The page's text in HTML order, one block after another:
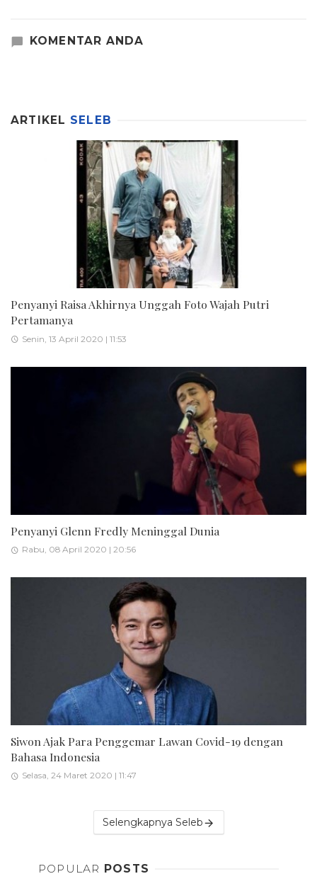
KOMENTAR ANDA
ARTIKEL SELEB
Penyanyi Raisa Akhirnya Unggah Foto Wajah Putri
Pertamanya
Senin, 13 April 2020 | 11:53
Penyanyi Glenn Fredly Meninggal Dunia
Rabu, 08 April 2020 | 20:56
Siwon Ajak Para Penggemar Lawan Covid-19 dengan
Bahasa Indonesia
Selasa, 24 Maret 2020 | 11:47
Selengkapnya Seleb
POPULAR POSTS